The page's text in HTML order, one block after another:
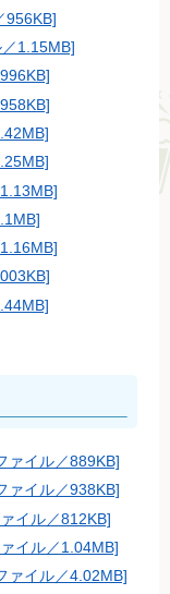
956KB]
1.15MB]
ァイル／889KB]
ァイル／938KB]
イル／812KB]
イル／1.04MB]
ァイル／4.02MB]